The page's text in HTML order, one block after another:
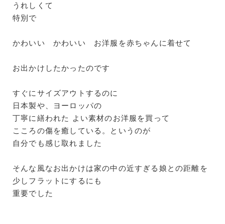
うれしくて
特別で
かわいい かわいい お洋服を赤ちゃんに着せて
お出かけしたかったのです
すぐにサイズアウトするのに
日本製や、ヨーロッパの
丁寧に繕われた よい素材のお洋服を買って
こころの傷を癒している。というのが
自分でも感じ取れました
そんな風なお出かけは家の中の近すぎる娘との距離を
少しフラットにするにも
重要でした